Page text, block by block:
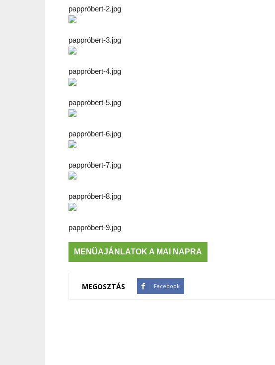
pappróbert-2.jpg
pappróbert-3.jpg
pappróbert-4.jpg
pappróbert-5.jpg
pappróbert-6.jpg
pappróbert-7.jpg
pappróbert-8.jpg
pappróbert-9.jpg
MENÜAJÁNLATOK A MAI NAPRA
MEGOSZTÁS Facebook